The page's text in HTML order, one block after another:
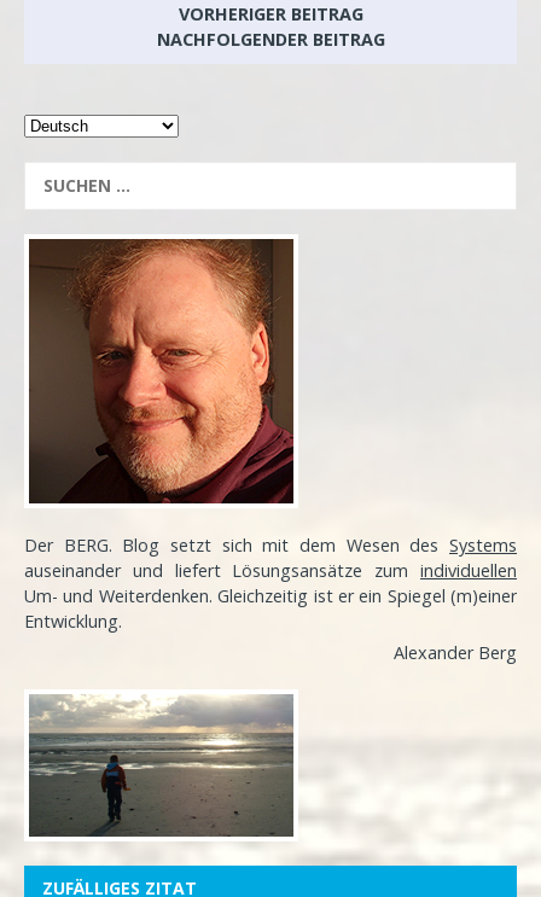
VORHERIGER BEITRAG
NACHFOLGENDER BEITRAG
Der BERG. Blog setzt sich mit dem Wesen des Systems
auseinander und liefert Lösungsansätze zum individuellen
Um- und Weiterdenken. Gleichzeitig ist er ein Spiegel (m)einer
Entwicklung.
Alexander Berg
ZUFÄLLIGES ZITAT